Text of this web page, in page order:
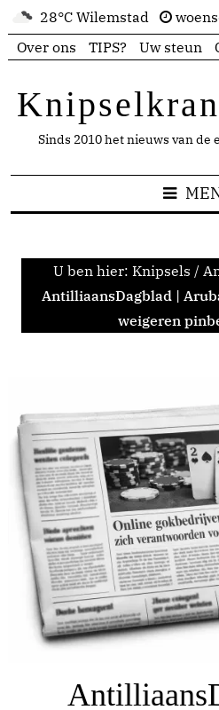
28°C Wilemstad
Over ons
TIPS? Uw steun
Sinds 2010 het nieuws van de
U ben hier: Knipsels /
AntilliaansDagblad |
weigeren